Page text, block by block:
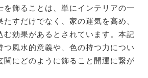
を飾ることは、単にインテリアの一
すだけでなく、家の運気を高め、
む効果があるとされています。本記
つ風水的意義や、色の持つ力につい
関にどのように飾ること開運に繋が